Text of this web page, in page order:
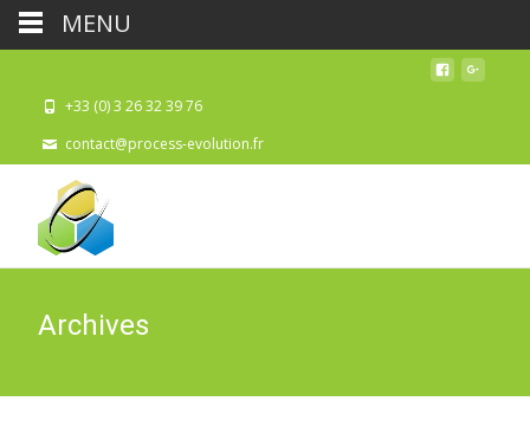
+33 (0) 3 26 32 39 76
contact@process-evolution.fr
Archives
MENU